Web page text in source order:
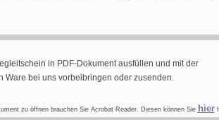
in PDF-Dokument ausfüllen und mit der
Ware bei uns vorbeibringen oder zusenden.
zu öffnen brauchen Sie Acrobat Reader. Diesen können Sie hier